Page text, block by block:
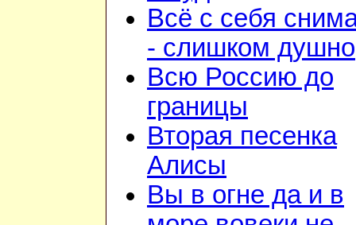
Всё с себя
- слишком душно
Всю Россию до
границы
Вторая песенка
Алисы
Вы в огне да и в